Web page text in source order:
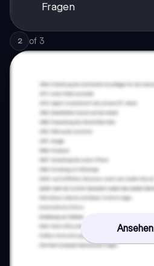
Fragen
2 of 3
Ansehen